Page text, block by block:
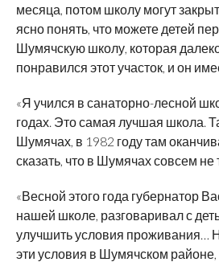
месяца, потом школу могут
ясно понять, что можете детей
Шумячскую школу, которая
понравился этот участок, и он
«Я учился в санаторно-лесной
годах. Это самая лучшая школа.
Шумячах, в 1982 году там
сказать, что в Шумячах совсем не
«Весной этого года губернатор
нашей школе, разговаривал с
улучшить условия проживания…
эти условия в Шумячском районе,